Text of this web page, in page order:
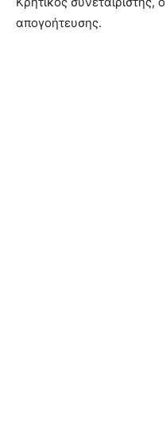
απογοήτευσης.